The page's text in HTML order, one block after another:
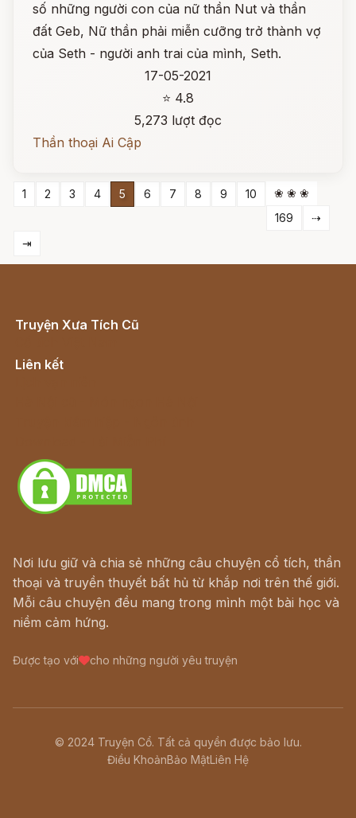
số những người con của nữ thần Nut và thần
đất Geb, Nữ thần phải miễn cưỡng trở thành vợ
của Seth - người anh trai của mình, Seth.
17-05-2021
⭐ 4.8
5,273 lượt đọc
Thần thoại Ai Cập
1 2 3 4 5 6 7 8 9 10
❀ ❀ ❀
169
⇢
⇥
Truyện Xưa Tích Cũ
Liên kết
Nơi lưu giữ và chia sẻ những câu chuyện cổ tích, thần
thoại và truyền thuyết bất hủ từ khắp nơi trên thế giới.
Mỗi câu chuyện đều mang trong mình một bài học và
niềm cảm hứng.
Được tạo với cho những người yêu truyện
© 2024 Truyện Cổ. Tất cả quyền được bảo lưu.
Điều KhoảnBảo MậtLiên Hệ